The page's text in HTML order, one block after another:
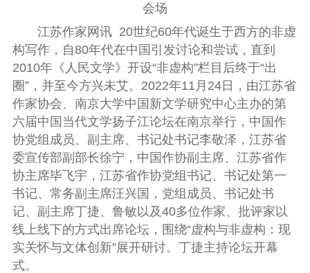
会场
江苏作家网讯 20世纪60年代诞生于西方的非虚
构写作，自80年代在中国引发讨论和尝试，直到
2010年《人民文学》开设“非虚构”栏目后终于“出
圈”，并至今方兴未艾。2022年11月24日，由江苏省
作家协会、南京大学中国新文学研究中心主办的第
六届中国当代文学扬子江论坛在南京举行，中国作
协党组成员、副主席、书记处书记李敬泽，江苏省
委宣传部副部长徐宁，中国作协副主席、江苏省作
协主席毕飞宇，江苏省作协党组书记、书记处第一
书记、常务副主席汪兴国，党组成员、书记处书
记、副主席丁捷、鲁敏以及40多位作家、批评家以
线上线下的方式出席论坛，围绕“虚构与非虚构：现
实关怀与文体创新”展开研讨。丁捷主持论坛开幕
式。